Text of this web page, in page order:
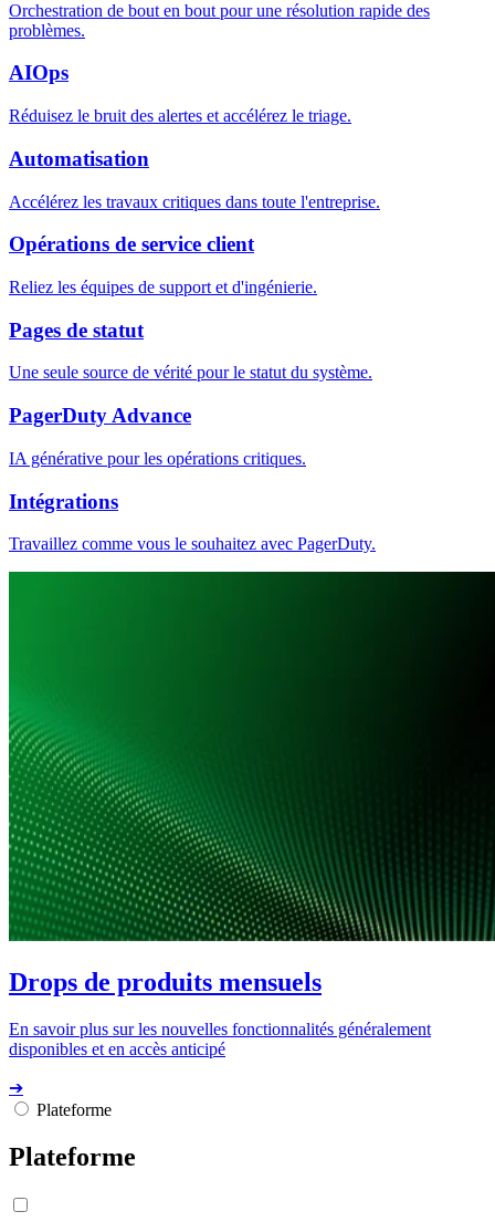
Orchestration de bout en bout pour une résolution rapide des
problèmes.
AIOps
Réduisez le bruit des alertes et accélérez le triage.
Automatisation
Accélérez les travaux critiques dans toute l'entreprise.
Opérations de service client
Reliez les équipes de support et d'ingénierie.
Pages de statut
Une seule source de vérité pour le statut du système.
PagerDuty Advance
IA générative pour les opérations critiques.
Intégrations
Travaillez comme vous le souhaitez avec PagerDuty.
Drops de produits mensuels
En savoir plus sur les nouvelles fonctionnalités généralement
disponibles et en accès anticipé
➔
Plateforme
Plateforme